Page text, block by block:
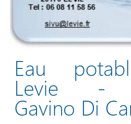
Eau
Levie -
Gavino Di